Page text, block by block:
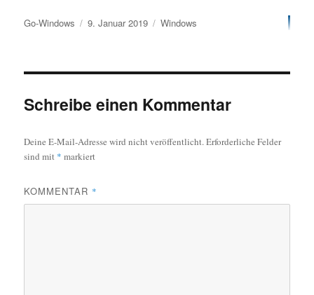
Autor
Go-Windows
Veröffentlicht
9. Januar 2019 Kategorien
Windows
Schreibe einen Kommentar
Deine E-Mail-Adresse wird nicht veröffentlicht.Erforderliche Felder
sind mit * markiert
KOMMENTAR *